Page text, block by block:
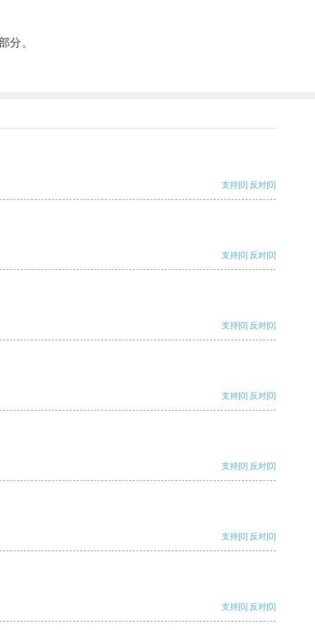
分。
支持[0] 反对[0]
支持[0] 反对[0]
支持[0] 反对[0]
支持[0] 反对[0]
支持[0] 反对[0]
支持[0] 反对[0]
支持[0] 反对[0]